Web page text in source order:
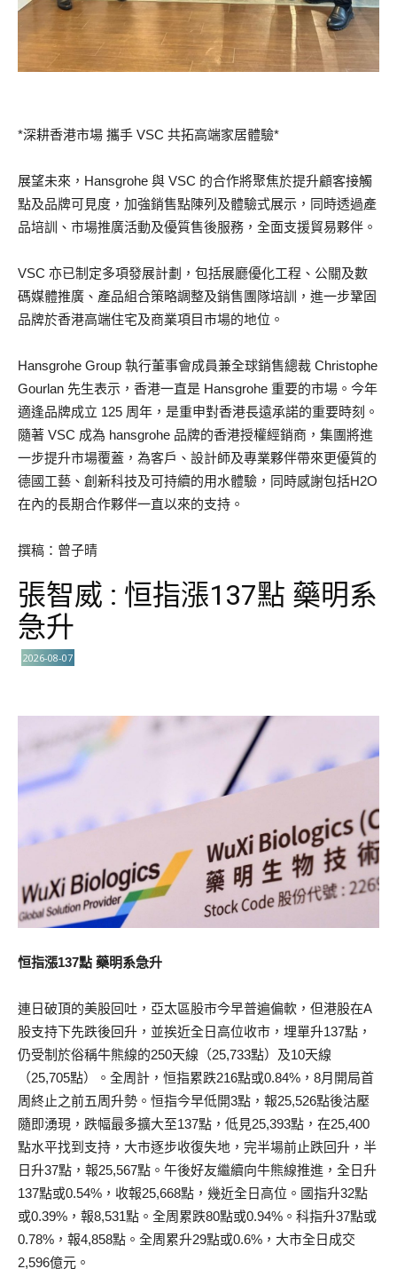
*深耕香港市場 攜手 VSC 共拓高端家居體驗*
展望未來，Hansgrohe 與 VSC 的合作將聚焦於提升顧客接觸
點及品牌可見度，加強銷售點陳列及體驗式展示，同時透過產
品培訓、市場推廣活動及優質售後服務，全面支援貿易夥伴。
VSC 亦已制定多項發展計劃，包括展廳優化工程、公關及數
碼媒體推廣、產品組合策略調整及銷售團隊培訓，進一步鞏固
品牌於香港高端住宅及商業項目市場的地位。
Hansgrohe Group 執行董事會成員兼全球銷售總裁 Christophe
Gourlan 先生表示，香港一直是 Hansgrohe 重要的市場。今年
適逢品牌成立 125 周年，是重申對香港長遠承諾的重要時刻。
隨著 VSC 成為 hansgrohe 品牌的香港授權經銷商，集團將進
一步提升市場覆蓋，為客戶、設計師及專業夥伴帶來更優質的
德國工藝、創新科技及可持續的用水體驗，同時感謝包括H2O
在內的長期合作夥伴一直以來的支持。
撰稿：曾子晴
張智威 : 恒指漲137點 藥明系
急升
2026-08-07
恒指漲137點 藥明系急升
連日破頂的美股回吐，亞太區股市今早普遍偏軟，但港股在A
股支持下先跌後回升，並挨近全日高位收市，埋單升137點，
仍受制於俗稱牛熊線的250天線（25,733點）及10天線
（25,705點）。全周計，恒指累跌216點或0.84%，8月開局首
周終止之前五周升勢。恒指今早低開3點，報25,526點後沽壓
隨即湧現，跌幅最多擴大至137點，低見25,393點，在25,400
點水平找到支持，大市逐步收復失地，完半場前止跌回升，半
日升37點，報25,567點。午後好友繼續向牛熊線推進，全日升
137點或0.54%，收報25,668點，幾近全日高位。國指升32點
或0.39%，報8,531點。全周累跌80點或0.94%。科指升37點或
0.78%，報4,858點。全周累升29點或0.6%，大市全日成交
2,596億元。